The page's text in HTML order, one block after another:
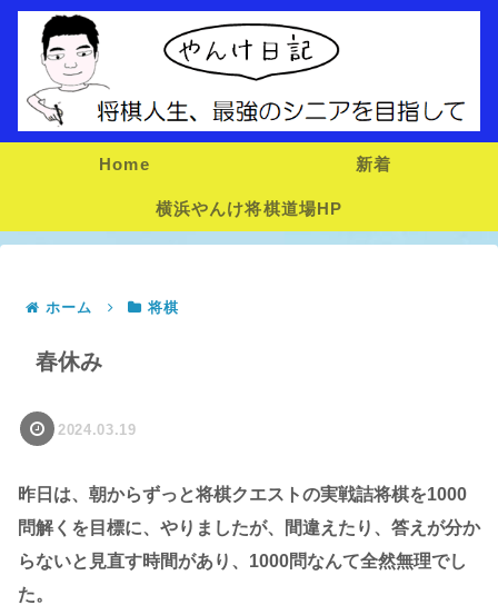
Home 新着
横浜やんけ将棋道場HP
ホーム 将棋
春休み
2024.03.19
昨日は、朝からずっと将棋クエストの実戦詰将棋を1000
問解くを目標に、やりましたが、間違えたり、答えが分か
らないと見直す時間があり、1000問なんて全然無理でし
た。